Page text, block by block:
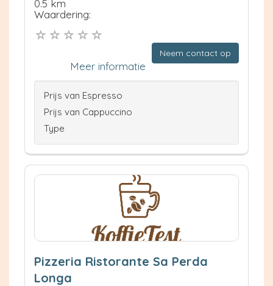
0.5 km
Waardering:
Neem contact op
Meer informatie
Prijs van Espresso
Prijs van Cappuccino
Type
Pizzeria Ristorante Sa Perda
Longa